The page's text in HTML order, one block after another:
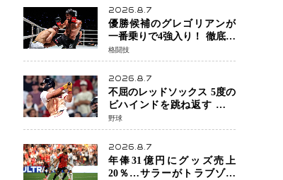
号
2026.8.7
優勝候補のグレゴリアンが
一番乗りで4強入り！ 徹底し
たローキックでウスビャン
を攻略、判定勝利
格闘技
2026.8.7
不屈のレッドソックス 5度の
ビハインドを跳ね返す 延長
13回サヨナラ勝ち 吉田正尚
選手も2安打1打点で貢献 4得
点以上は驚異の28連勝
野球
2026.8.7
年俸31億円にグッズ売上
20％…サラーがトラブゾン